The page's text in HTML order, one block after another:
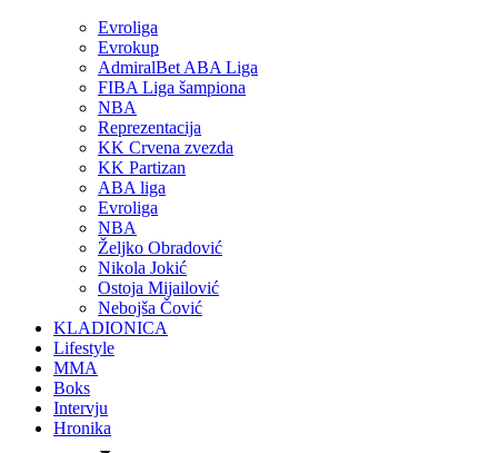
Evroliga
Evrokup
AdmiralBet ABA Liga
FIBA Liga šampiona
NBA
Reprezentacija
KK Crvena zvezda
KK Partizan
ABA liga
Evroliga
NBA
Željko Obradović
Nikola Jokić
Ostoja Mijailović
Nebojša Čović
KLADIONICA
Lifestyle
MMA
Boks
Intervju
Hronika